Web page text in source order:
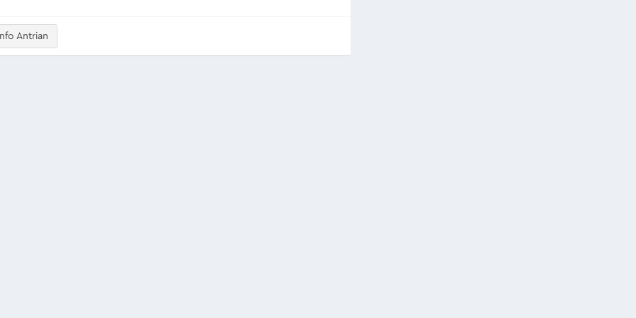
Antrian